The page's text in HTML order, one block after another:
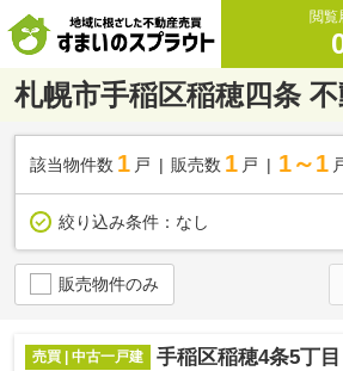
閲覧
札幌市手稲区稲穂四条
該当物件数 1 戸 販売数 1 戸 1～1
絞り込み条件： なし
販売物件のみ
売買 | 中古一戸建 手稲区稲穂4条5丁